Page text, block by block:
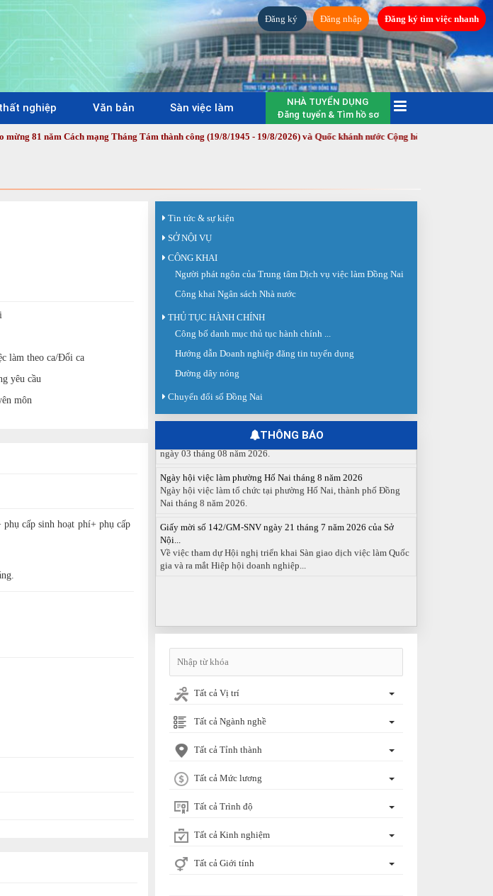
Đăng ký Đăng nhập Đăng ký tìm việc nhanh
nghiệp Văn bản Sàn việc làm
NHÀ TUYỂN DỤNG
Đăng tuyển & Tìm hồ sơ
Cách mạng Tháng Tám thành công (19/8/1945 - 19/8/2026) và Quốc khánh nước Cộng hòa xã hội chủ nghĩa Việt
làm theo ca/Đổi ca
yêu cầu
môn
cấp sinh hoạt phí+ phụ cấp
Tin tức & sự kiện
SỞ NỘI VỤ
CÔNG KHAI
Người phát ngôn của Trung tâm Dịch vụ việc làm Đồng Nai
Công khai Ngân sách Nhà nước
THỦ TỤC HÀNH CHÍNH
Công bố danh mục thủ tục hành chính ...
Hướng dẫn Doanh nghiệp đăng tin tuyển dụng
Đường dây nóng
Chuyển đổi số Đồng Nai
THÔNG BÁO
Sáng ngày 03/8/2026, Trung tâm Dịch vụ việc làm Đồng Nai tổ
chức Sàn giao dịch việc làm lần thứ 08...
Báo cáo số 141/BC-TTDVVL của Trung tâm Dịch vụ việc làm
Báo cáo kết quả tổ chức Sàn giao dịch việc làm lần thứ 08/2026
ngày 03 tháng 08 năm 2026.
Ngày hội việc làm phường Hố Nai tháng 8 năm 2026
Nai tháng 8 năm 2026.
Giấy mời số 142/GM-SNV ngày 21 tháng 7 năm 2026 của Sở
Về việc tham dự Hội nghị triển khai Sàn giao dịch việc làm Quốc
gia và ra mắt Hiệp hội doanh nghiệp...
Tất cả Vị trí
Tất cả Ngành nghề
Tất cả Tỉnh thành
Tất cả Mức lương
Tất cả Trình độ
Tất cả Kinh nghiệm
Tất cả Giới tính